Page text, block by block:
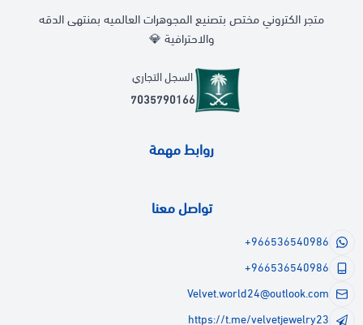
متجر الكتروني مختص بتصنيع المجوهرات العالميه بمنتهى الدقه
والاحترافية 💎
السجل التجاري
7035790166
روابط مهمة
تواصل معنا
+966536540986
+966536540986
Velvet.world24@outlook.com
https://t.me/velvetjewelry23